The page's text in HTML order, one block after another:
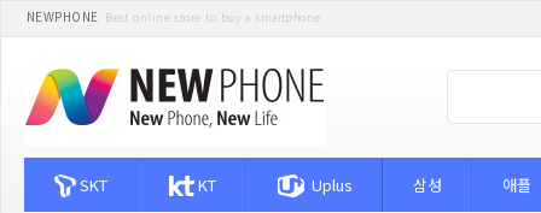
NEWPHONE Best online store to buy a smartphone
SKT KT Uplus 삼성 애플